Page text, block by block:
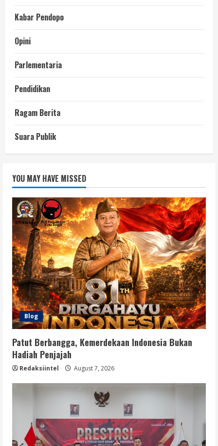
Kabar Pendopo
Opini
Parlementaria
Pendidikan
Ragam Berita
Suara Publik
YOU MAY HAVE MISSED
Blog
Patut Berbangga, Kemerdekaan Indonesia Bukan
Hadiah Penjajah
Redaksiintel August 7, 2026